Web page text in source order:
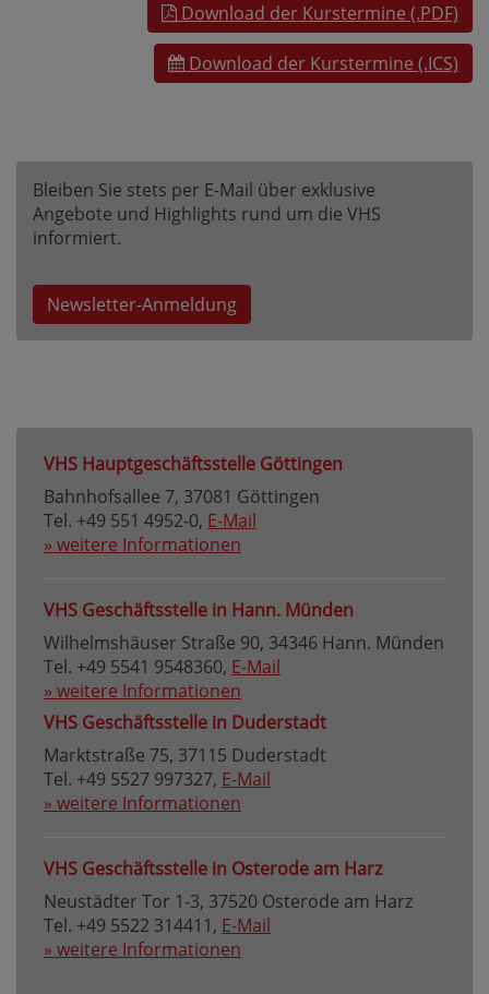
Download der Kurstermine (.PDF)
Download der Kurstermine (.ICS)
Bleiben Sie stets per E-Mail über exklusive
Angebote und Highlights rund um die VHS
informiert.
Newsletter-Anmeldung
VHS Hauptgeschäftsstelle Göttingen
Bahnhofsallee 7, 37081 Göttingen
Tel. +49 551 4952-0, E-Mail
» weitere Informationen
VHS Geschäftsstelle in Hann. Münden
Wilhelmshäuser Straße 90, 34346 Hann. Münden
Tel. +49 5541 9548360, E-Mail
» weitere Informationen
VHS Geschäftsstelle in Duderstadt
Marktstraße 75, 37115 Duderstadt
Tel. +49 5527 997327, E-Mail
» weitere Informationen
VHS Geschäftsstelle in Osterode am Harz
Neustädter Tor 1-3, 37520 Osterode am Harz
Tel. +49 5522 314411, E-Mail
» weitere Informationen